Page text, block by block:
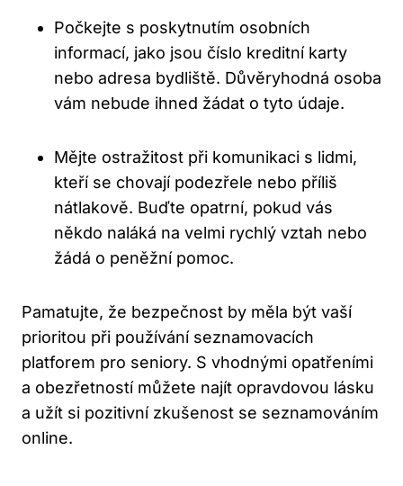
Počkejte s poskytnutím osobních
informací, jako jsou číslo kreditní karty
nebo adresa bydliště. Důvěryhodná osoba
vám nebude ihned žádat o tyto údaje.
Mějte ostražitost při komunikaci s lidmi,
kteří se chovají podezřele nebo příliš
nátlakově. Buďte opatrní, pokud vás
někdo naláká na velmi rychlý vztah nebo
žádá o peněžní pomoc.
Pamatujte, že bezpečnost by měla být vaší
prioritou při používání seznamovacích
platforem pro seniory. S vhodnými opatřeními
a obezřetností můžete najít opravdovou lásku
a užít si pozitivní zkušenost se seznamováním
online.